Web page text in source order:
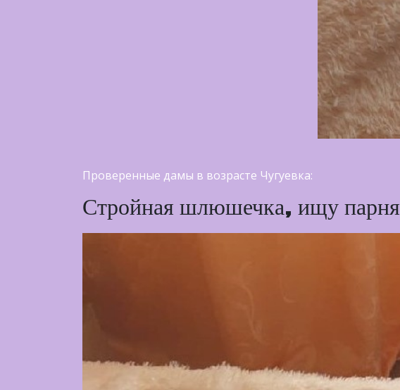
Проверенные дамы в возрасте Чугуевка:
Стройная шлюшечка, ищу парня